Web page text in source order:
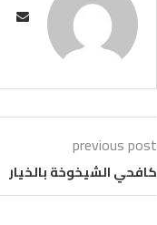
previous post
كافحي الشيخوخة بالخيار